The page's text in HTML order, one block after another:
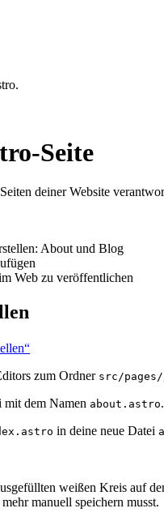
Seite
deiner Website
About und Blog
Web zu veröffentlichen
zum Ordner src/pages/
mit dem Namen about.astro.
in deine neue Datei
weißen Kreis auf
manuell speichern musst.